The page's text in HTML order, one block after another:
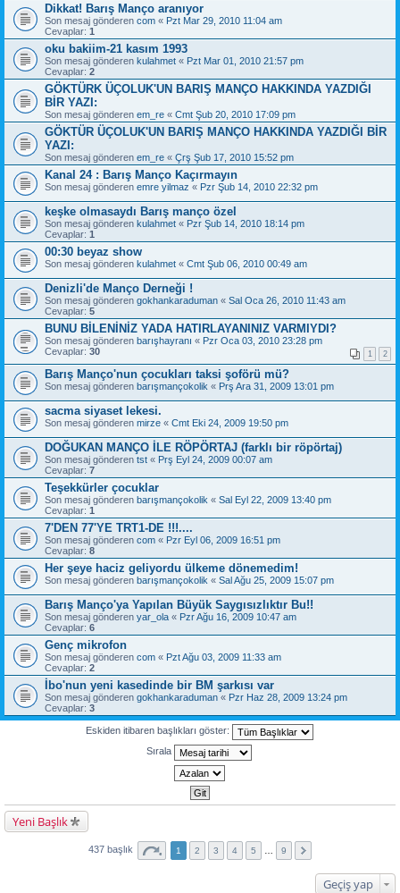
Dikkat! Barış Manço aranıyor
Son mesaj gönderen com « Pzt Mar 29, 2010 11:04 am
Cevaplar: 1
oku bakiim-21 kasım 1993
Son mesaj gönderen kulahmet « Pzt Mar 01, 2010 21:57 pm
Cevaplar: 2
GÖKTÜRK ÜÇOLUK'UN BARIŞ MANÇO HAKKINDA YAZDIĞI
BİR YAZI:
Son mesaj gönderen em_re « Cmt Şub 20, 2010 17:09 pm
GÖKTÜR ÜÇOLUK'UN BARIŞ MANÇO HAKKINDA YAZDIĞI BİR
YAZI:
Son mesaj gönderen em_re « Çrş Şub 17, 2010 15:52 pm
Kanal 24 : Barış Manço Kaçırmayın
Son mesaj gönderen emre yilmaz « Pzr Şub 14, 2010 22:32 pm
keşke olmasaydı Barış manço özel
Son mesaj gönderen kulahmet « Pzr Şub 14, 2010 18:14 pm
Cevaplar: 1
00:30 beyaz show
Son mesaj gönderen kulahmet « Cmt Şub 06, 2010 00:49 am
Denizli'de Manço Derneği !
Son mesaj gönderen gokhankaraduman « Sal Oca 26, 2010 11:43 am
Cevaplar: 5
BUNU BİLENİNİZ YADA HATIRLAYANINIZ VARMIYDI?
Son mesaj gönderen barışhayranı « Pzr Oca 03, 2010 23:28 pm
Cevaplar: 30 1 2
Barış Manço'nun çocukları taksi şoförü mü?
Son mesaj gönderen barışmançokolik « Prş Ara 31, 2009 13:01 pm
sacma siyaset lekesi.
Son mesaj gönderen mirze « Cmt Eki 24, 2009 19:50 pm
DOĞUKAN MANÇO İLE RÖPÖRTAJ (farklı bir röpörtaj)
Son mesaj gönderen tst « Prş Eyl 24, 2009 00:07 am
Cevaplar: 7
Teşekkürler çocuklar
Son mesaj gönderen barışmançokolik « Sal Eyl 22, 2009 13:40 pm
Cevaplar: 1
7'DEN 77'YE TRT1-DE !!!....
Son mesaj gönderen com « Pzr Eyl 06, 2009 16:51 pm
Cevaplar: 8
Her şeye haciz geliyordu ülkeme dönemedim!
Son mesaj gönderen barışmançokolik « Sal Ağu 25, 2009 15:07 pm
Barış Manço'ya Yapılan Büyük Saygısızlıktır Bu!!
Son mesaj gönderen yar_ola « Pzr Ağu 16, 2009 10:47 am
Cevaplar: 6
Genç mikrofon
Son mesaj gönderen com « Pzt Ağu 03, 2009 11:33 am
Cevaplar: 2
İbo'nun yeni kasedinde bir BM şarkısı var
Son mesaj gönderen gokhankaraduman « Pzr Haz 28, 2009 13:24 pm
Cevaplar: 3
Eskiden itibaren başlıkları göster:
Sırala
Yeni Başlık
437 başlık 1 2 3 4 5 9
Geçiş yap